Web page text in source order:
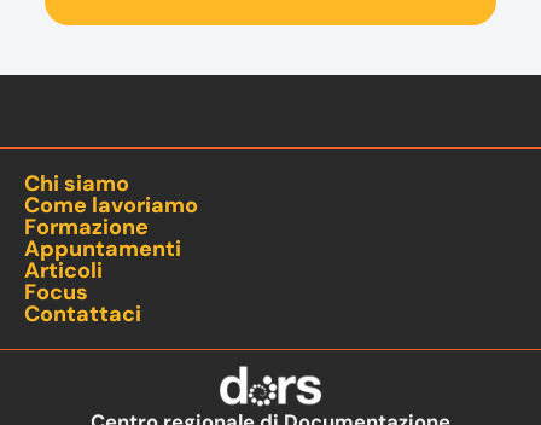
Chi siamo
Come lavoriamo
Formazione
Appuntamenti
Articoli
Focus
Contattaci